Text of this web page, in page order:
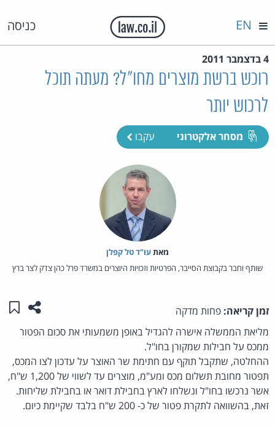
כניסה EN
4 בדצמבר 2011
רוכש ברשת מוצרים מחו"ל? מעתה תוכל
לרכוש יותר
מסחר אלקטרוני עקבו
מאת‏עו"ד טל קפלן
שותף וחבר בקבוצת הסייבר, הפרטיות וזכויות היוצרים במשרד פרל כהן צדק לצר ברץ
זמן קריאה: פחות מדקה שתפו
מליאת הממשלה אישרה להגדיל באופן משמעותי את סכום הפטור
ממכס על חבילות שמקורן בחו"ל.
ההחלטה, שתקבל תוקף עם חתימת שר האוצר על עדכון לצו המכס,
תפטור מחובת תשלום מכס ומע"מ, מוצרים עד לשווי של 1,200 ש"ח,
אשר נרכשו בחו"ל ונשלחו לארץ בחבילת דואר או בחבילת שליחות.
זאת, בהשוואה לתקרת פטור של כ- 200 ש"ח בלבד שקיימת כיום.